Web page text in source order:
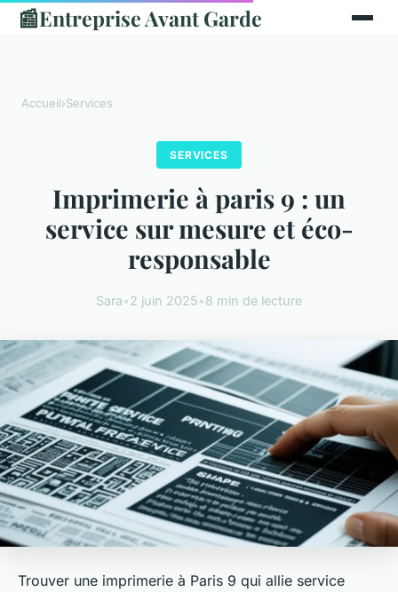
📰Entreprise Avant Garde
Accueil›Services
SERVICES
Imprimerie à paris 9 : un
service sur mesure et éco-
responsable
Sara•2 juin 2025•8 min de lecture
Trouver une imprimerie à Paris 9 qui allie service